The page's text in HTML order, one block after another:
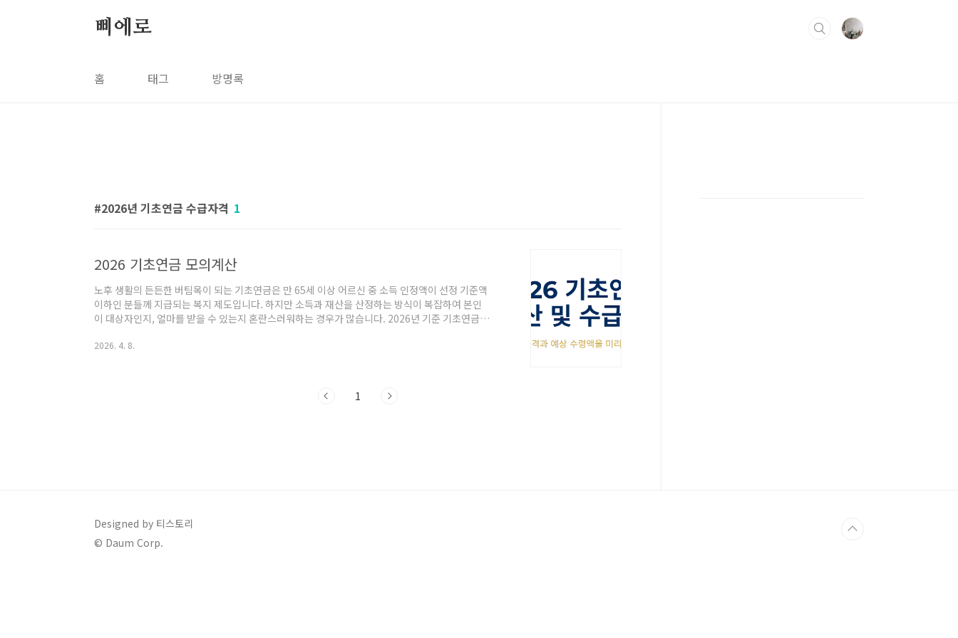
삐에로
홈 태그 방명록
2026년 기초연금 수급자격 1
2026 기초연금 모의계산
노후 생활의 든든한 버팀목이 되는 기초연금은 만 65세 이상 어르신 중 소득 인정액이 선정 기준액
이하인 분들께 지급되는 복지 제도입니다. 하지만 소득과 재산을 산정하는 방식이 복잡하여 본인
이 대상자인지, 얼마를 받을 수 있는지 혼란스러워하는 경우가 많습니다. 2026년 기준 기초연금
다.보건복지부 복지로 모의계산하기가장 빠르고 정확하게 본인의 수급 가능성을 확인하는 방법은
2026. 4. 8.
1
Designed by 티스토리
© Daum Corp.